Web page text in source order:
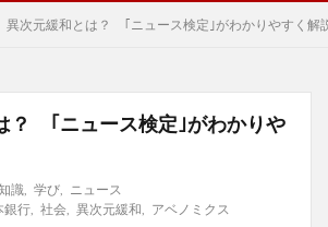
異次元緩和とは？ ｢ニュース検定｣がわかりやすく解
？ ｢ニュース検定｣がわかりや
識 学び
ニュース
銀行, 社会, 異次元緩和 アベノミクス